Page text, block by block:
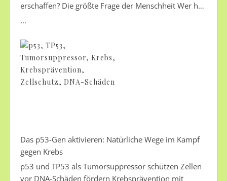
erschaffen? Die größte Frage der Menschheit Wer hat
Denn wenn alles einen Ursprung hat… wer oder was
war dann der Ursprung Gottes? Seit Jahrtausenden
stellen sich Menschen genau diese Frage. Kinder.
Philosophen. Wissenschaftler. Mystiker. Atheisten.
Video begeben wir uns auf eine außergewöhnliche
Reise — durch Religion, Wissenschaft, Philosophie,
Psychologie und Spiritualität. Nicht um dir zu sagen,
was du glauben sollst. Sondern um gemeinsam zu
...
Das p53-Gen aktivieren: Natürliche Wege im Kampf
gegen Krebs
p53 und TP53 als Tumorsuppressor schützen Zellen
vor DNA-Schäden fördern Krebsprävention mit